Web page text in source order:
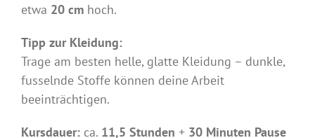
etwa 20 cm hoch.
Tipp zur Kleidung:
Trage am besten helle, glatte Kleidung – dunkle,
fusselnde Stoffe können deine Arbeit
beeinträchtigen.
Kursdauer: ca. 11,5 Stunden + 30 Minuten Pause